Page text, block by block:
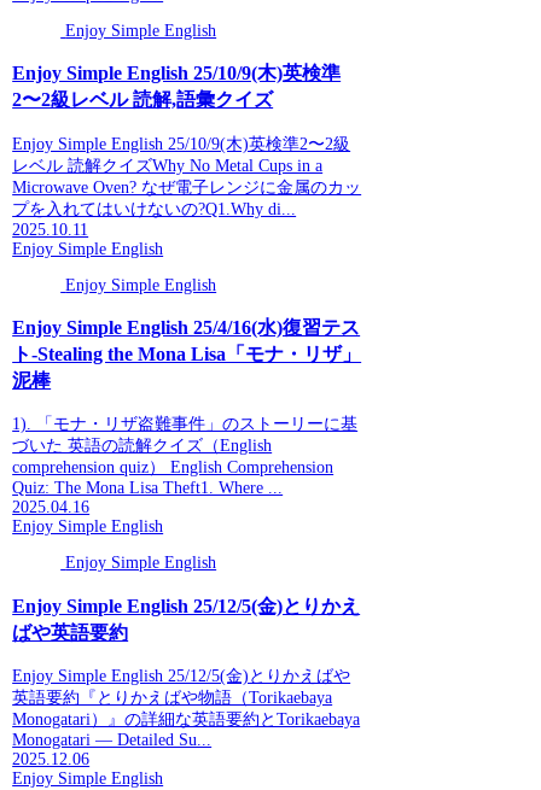
Enjoy Simple English
Enjoy Simple English 25/10/9(木)英検準
2〜2級レベル 読解,語彙クイズ
Enjoy Simple English 25/10/9(木)英検準2〜2級
レベル 読解クイズWhy No Metal Cups in a
Microwave Oven? なぜ電子レンジに金属のカッ
プを入れてはいけないの?Q1.Why di...
2025.10.11
Enjoy Simple English
Enjoy Simple English
Enjoy Simple English 25/4/16(水)復習テス
ト-Stealing the Mona Lisa「モナ・リザ」
泥棒
1). 「モナ・リザ盗難事件」のストーリーに基
づいた 英語の読解クイズ（English
comprehension quiz） English Comprehension
Quiz: The Mona Lisa Theft1. Where ...
2025.04.16
Enjoy Simple English
Enjoy Simple English
Enjoy Simple English 25/12/5(金)とりかえ
ばや英語要約
Enjoy Simple English 25/12/5(金)とりかえばや
英語要約『とりかえばや物語（Torikaebaya
Monogatari）』の詳細な英語要約とTorikaebaya
Monogatari — Detailed Su...
2025.12.06
Enjoy Simple English